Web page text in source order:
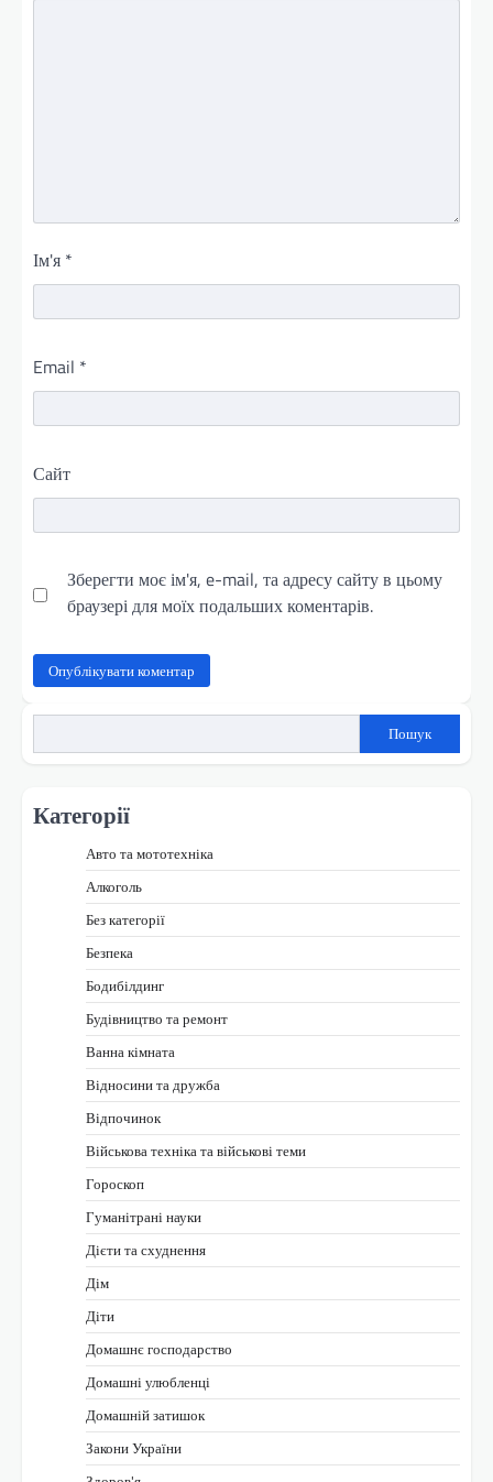
Ім'я *
Email *
Сайт
Зберегти моє ім'я, e-mail, та адресу сайту в цьому
браузері для моїх подальших коментарів.
Пошук
Категорії
Авто та мототехніка
Алкоголь
Без категорії
Безпека
Бодибілдинг
Будівництво та ремонт
Ванна кімната
Відносини та дружба
Відпочинок
Військова техніка та військові теми
Гороскоп
Гуманітрані науки
Дієти та схуднення
Дім
Діти
Домашнє господарство
Домашні улюбленці
Домашній затишок
Закони України